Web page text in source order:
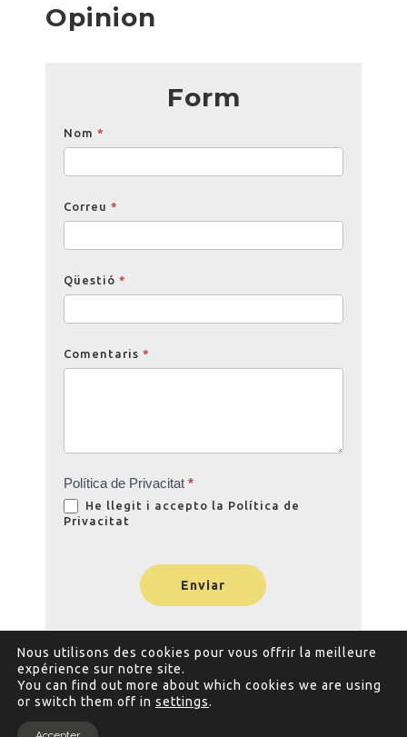
Opinion
Form
Opinions
Nom *
Correu *
Qüestió *
Comentaris *
Política de Privacitat *
He llegit i accepto la Política de
Privacitat
Enviar
Nous utilisons des cookies pour vous offrir la meilleure
expérience sur notre site.
You can find out more about which cookies we are using
or switch them off in settings.